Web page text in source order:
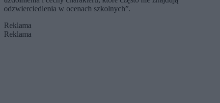
odzwierciedlenia w ocenach szkolnych”.
Reklama
Reklama